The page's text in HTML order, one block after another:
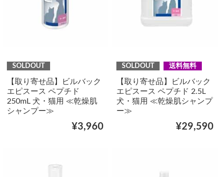
SOLDOUT
【取り寄せ品】ビルバック
エピスース ペプチド
250mL 犬・猫用 ≪乾燥肌
シャンプー≫
¥3,960
SOLDOUT 送料無料
【取り寄せ品】ビルバック
エピスース ペプチド 2.5L
犬・猫用 ≪乾燥肌シャンプ
ー≫
¥29,590